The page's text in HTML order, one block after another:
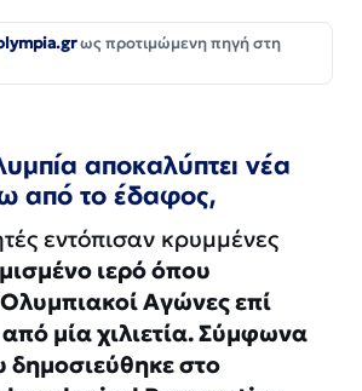
ως προτιμώμενη πηγή στη
αποκαλύπτει νέα
από το έδαφος,
εντόπισαν κρυμμένες
ιερό όπου
Αγώνες επί
μία χιλιετία. Σύμφωνα
δημοσιεύθηκε στο